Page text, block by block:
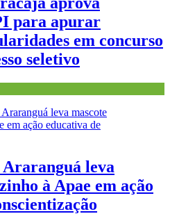
para apurar
em concurso
seletivo
leva
à Apae em ação